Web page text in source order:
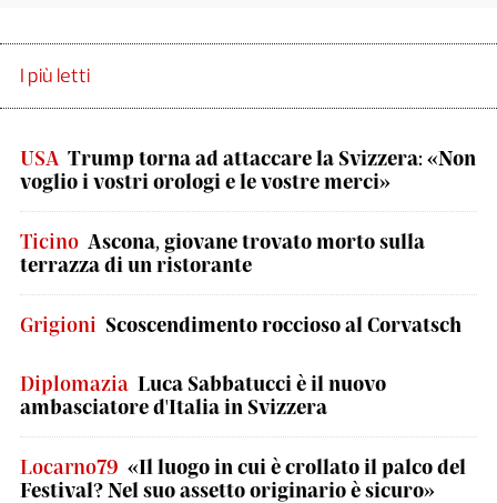
I più letti
USA Trump torna ad attaccare la Svizzera: «Non
voglio i vostri orologi e le vostre merci»
Ticino Ascona, giovane trovato morto sulla
terrazza di un ristorante
Grigioni Scoscendimento roccioso al Corvatsch
Diplomazia Luca Sabbatucci è il nuovo
ambasciatore d'Italia in Svizzera
Locarno79 «Il luogo in cui è crollato il palco del
Festival? Nel suo assetto originario è sicuro»